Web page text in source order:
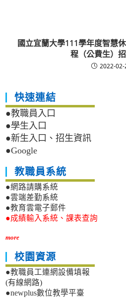
國立宜蘭大學111學年度智慧
程（公費生）
2022-02-
快速連結
●教職員入口
●學生入口
●新生入口、招生資訊
●Google
教職員系統
●網路請購系統
●雲端差勤系統
●教育雲電子郵件
●成績輸入系統、課表查詢
more
校園資源
●教職員工連網設備填報
(有線網路)
●newplus數位教學平臺